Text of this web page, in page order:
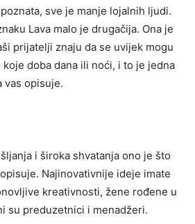
sve je manje lojalnih ljudi.
Lava malo je drugačija. Ona je
prijatelji znaju da se uvijek mogu
doba dana ili noći, i to je jedna
vas opisuje.
i široka shvatanja ono je što
Najinovativnije ideje imate
kreativnosti, žene rođene u
su preduzetnici i menadžeri.